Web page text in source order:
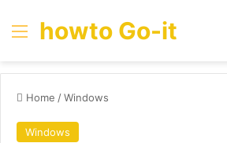
Menu
howto Go-it
Home /Windows
Windows